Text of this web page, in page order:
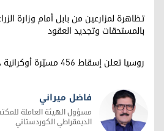
تظاهرة لمزارعين من بابل أمام وزارة
بالمستحقات وتجديد العقود
روسيا تعلن إسقاط 456 مسيّرة أوكرانية خلال الليل وسقوط قتلى
فاضل ميراني
مسؤول الهيئة العاملة
الديمقراطي الكوردستاني